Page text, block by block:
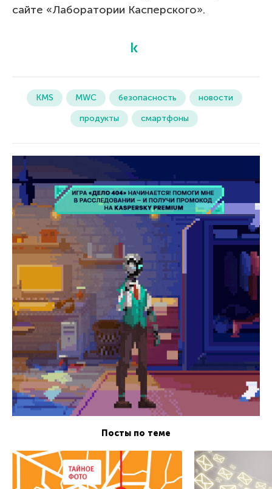
сайте «Лаборатории Касперского».
KMS MWC безопасность
новости
продукты
смартфоны
Посты по теме